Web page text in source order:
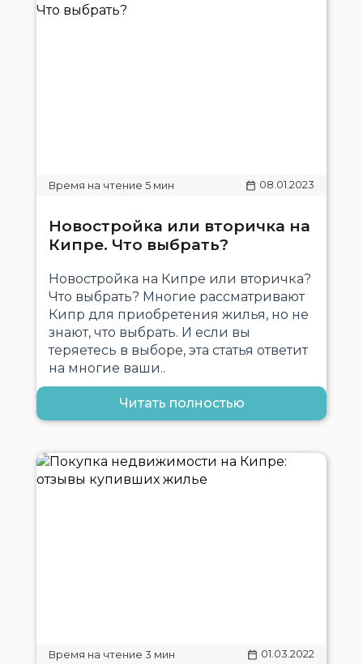
08.01.2023
Новостройка или вторичка на
Кипре. Что выбрать?
Новостройка на Кипре или вторичка?
Что выбрать? Многие рассматривают
Кипр для приобретения жилья, но не
знают, что выбрать. И если вы
теряетесь в выборе, эта статья ответит
на многие ваши..
Читать полностью
01.03.2022